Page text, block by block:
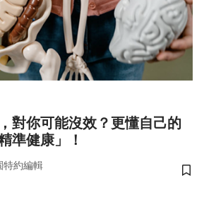
對你可能沒效？更懂自己的
準健康」！
特約編輯
儲